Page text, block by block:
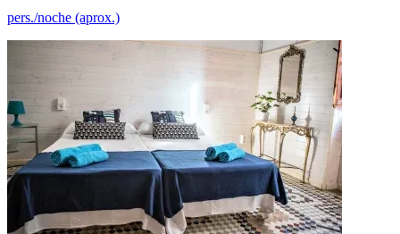
pers./noche (aprox.)